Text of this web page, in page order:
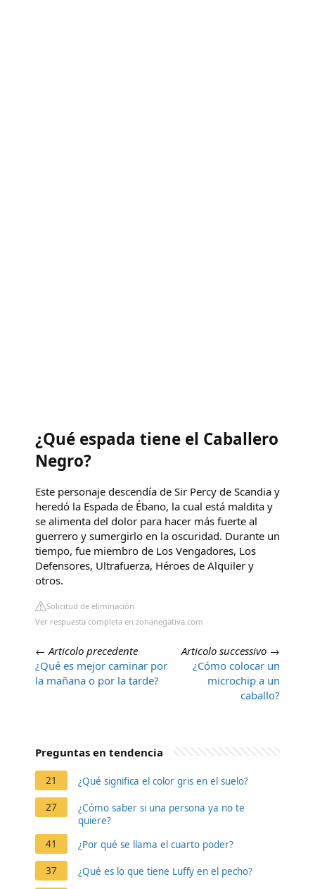
¿Qué espada tiene el Caballero
Negro?
Este personaje descendía de Sir Percy de Scandia y
heredó la Espada de Ébano, la cual está maldita y
se alimenta del dolor para hacer más fuerte al
guerrero y sumergirlo en la oscuridad. Durante un
tiempo, fue miembro de Los Vengadores, Los
Defensores, Ultrafuerza, Héroes de Alquiler y
otros.
Solicitud de eliminación
Ver respuesta completa en zonanegativa.com
←Articolo precedente
¿Qué es mejor caminar por
la mañana o por la tarde?
Articolo successivo →
¿Cómo colocar un
microchip a un
caballo?
Preguntas en tendencia
21 ¿Qué significa el color gris en el suelo?
27
¿Cómo saber si una persona ya no te
quiere?
41
¿Por qué se llama el cuarto poder?
37 ¿Qué es lo que tiene Luffy en el pecho?